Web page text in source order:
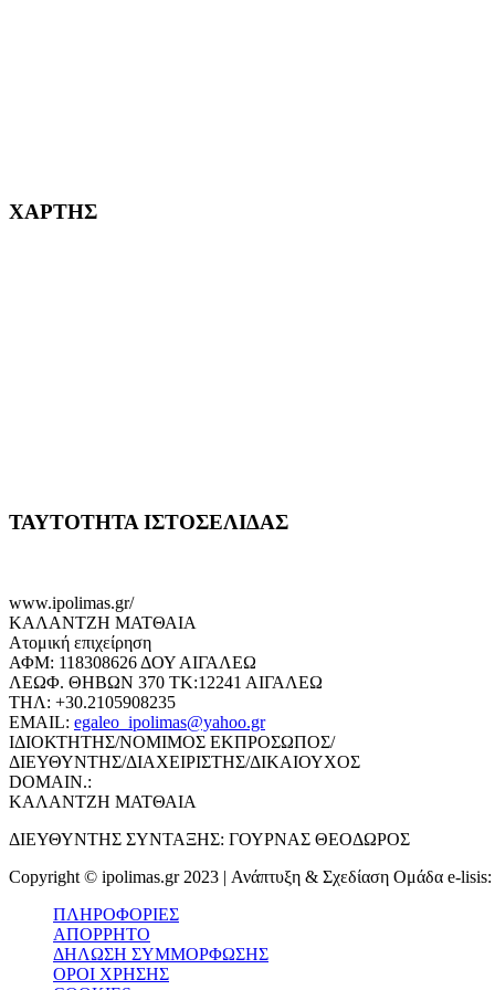
ΧΑΡΤΗΣ
ΤΑΥΤΟΤΗΤΑ ΙΣΤΟΣΕΛΙΔΑΣ
www.ipolimas.gr/
ΚΑΛΑΝΤΖΗ ΜΑΤΘΑΙΑ
Ατομική επιχείρηση
ΑΦΜ: 118308626 ΔΟΥ ΑΙΓΑΛΕΩ
ΛΕΩΦ. ΘΗΒΩΝ 370 ΤΚ:12241 ΑΙΓΑΛΕΩ
ΤΗΛ: +30.2105908235
EMAIL: egaleo_ipolimas@yahoo.gr
ΙΔΙΟΚΤΗΤΗΣ/ΝΟΜΙΜΟΣ ΕΚΠΡΟΣΩΠΟΣ/
ΔΙΕΥΘΥΝΤΗΣ/ΔΙΑΧΕΙΡΙΣΤΗΣ/ΔΙΚΑΙΟΥΧΟΣ
DOMAIN.:
ΚΑΛΑΝΤΖΗ ΜΑΤΘΑΙΑ
ΔΙΕΥΘΥΝΤΗΣ ΣΥΝΤΑΞΗΣ: ΓΟΥΡΝΑΣ ΘΕΟΔΩΡΟΣ
Copyright © ipolimas.gr 2023 | Ανάπτυξη & Σχεδίαση Ομάδα e-lisis:
ΠΛΗΡΟΦΟΡΙΕΣ
ΑΠΟΡΡΗΤΟ
ΔΗΛΩΣΗ ΣΥΜΜΟΡΦΩΣΗΣ
ΟΡΟΙ ΧΡΗΣΗΣ